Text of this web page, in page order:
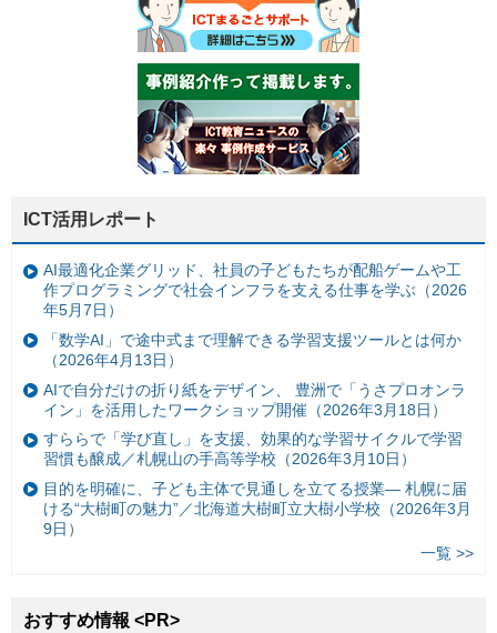
ICT活用レポート
AI最適化企業グリッド、社員の子どもたちが配船ゲームや工
作プログラミングで社会インフラを支える仕事を学ぶ（2026
年5月7日）
「数学AI」で途中式まで理解できる学習支援ツールとは何か
（2026年4月13日）
AIで自分だけの折り紙をデザイン、 豊洲で「うさプロオンラ
イン」を活用したワークショップ開催（2026年3月18日）
すららで「学び直し」を支援、効果的な学習サイクルで学習
習慣も醸成／札幌山の手高等学校（2026年3月10日）
目的を明確に、子ども主体で見通しを立てる授業— 札幌に届
ける“大樹町の魅力”／北海道大樹町立大樹小学校（2026年3月
9日）
一覧 >>
おすすめ情報 <PR>